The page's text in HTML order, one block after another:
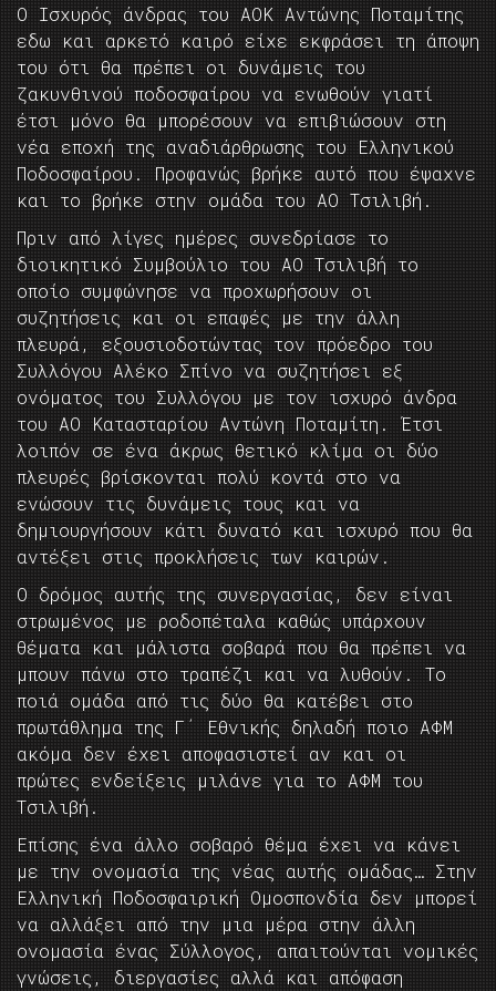
Ο Ισχυρός άνδρας του ΑΟΚ Αντώνης Ποταμίτης
εδω και αρκετό καιρό είχε εκφράσει τη άποψη
του ότι θα πρέπει οι δυνάμεις του
ζακυνθινού ποδοσφαίρου να ενωθούν γιατί
έτσι μόνο θα μπορέσουν να επιβιώσουν στη
νέα εποχή της αναδιάρθρωσης του Ελληνικού
Ποδοσφαίρου. Προφανώς βρήκε αυτό που έψαχνε
και το βρήκε στην ομάδα του ΑΟ Τσιλιβή.
Πριν από λίγες ημέρες συνεδρίασε το
διοικητικό Συμβούλιο του ΑΟ Τσιλιβή το
οποίο συμφώνησε να προχωρήσουν οι
συζητήσεις και οι επαφές με την άλλη
πλευρά, εξουσιοδοτώντας τον πρόεδρο του
Συλλόγου Αλέκο Σπίνο να συζητήσει εξ
ονόματος του Συλλόγου με τον ισχυρό άνδρα
του ΑΟ Κατασταρίου Αντώνη Ποταμίτη. Έτσι
λοιπόν σε ένα άκρως θετικό κλίμα οι δύο
πλευρές βρίσκονται πολύ κοντά στο να
ενώσουν τις δυνάμεις τους και να
δημιουργήσουν κάτι δυνατό και ισχυρό που θα
αντέξει στις προκλήσεις των καιρών.
Ο δρόμος αυτής της συνεργασίας, δεν είναι
στρωμένος με ροδοπέταλα καθώς υπάρχουν
θέματα και μάλιστα σοβαρά που θα πρέπει να
μπουν πάνω στο τραπέζι και να λυθούν. Το
ποιά ομάδα από τις δύο θα κατέβει στο
πρωτάθλημα της Γ΄ Εθνικής δηλαδή ποιο ΑΦΜ
ακόμα δεν έχει αποφασιστεί αν και οι
πρώτες ενδείξεις μιλάνε για το ΑΦΜ του
Τσιλιβή.
Επίσης ένα άλλο σοβαρό θέμα έχει να κάνει
με την ονομασία της νέας αυτής ομάδας… Στην
Ελληνική Ποδοσφαιρική Ομοσπονδία δεν μπορεί
να αλλάξει από την μια μέρα στην άλλη
ονομασία ένας Σύλλογος, απαιτούνται νομικές
γνώσεις, διεργασίες αλλά και απόφαση